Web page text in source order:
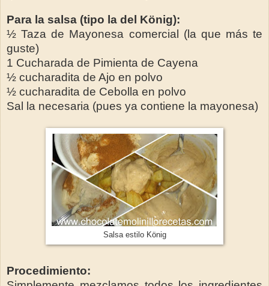
Para la salsa (tipo la del König):
½ Taza de Mayonesa comercial (la que más te
guste)
1 Cucharada de Pimienta de Cayena
½ cucharadita de Ajo en polvo
½ cucharadita de Cebolla en polvo
Sal la necesaria (pues ya contiene la mayonesa)
Salsa estilo König
Procedimiento: